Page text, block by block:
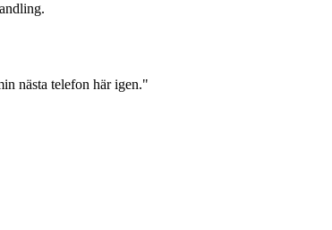
nästa telefon här igen."